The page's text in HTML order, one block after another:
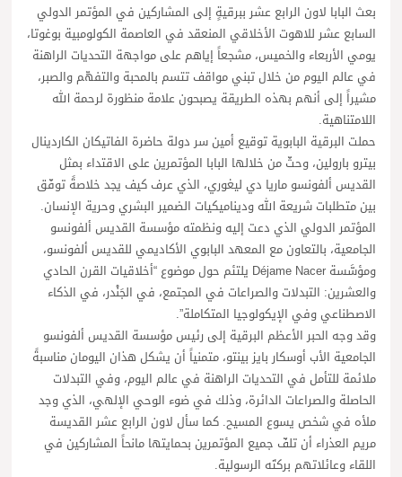
بعث البابا لاون الرابع عشر ببرقيةٍ إلى المشاركين في المؤتمر الدولي
السابع عشر للاهوت الأخلاقي المنعقد في العاصمة الكولومبية بوغوتا،
يومي الأربعاء والخميس، مشجعاً إياهم على مواجهة التحديات الراهنة
في عالم اليوم من خلال تبني مواقف تتسم بالمحبة والتفهّم والصبر،
مشيراً إلى أنهم بهذه الطريقة يصبحون علامة منظورة لرحمة الله
اللامتناهية.
حملت البرقية البابوية توقيع أمين سر دولة حاضرة الفاتيكان الكاردينال
بيترو بارولين، وحثّ من خلالها البابا المؤتمرين على الاقتداء بمثل
القديس ألفونسو ماريا دي ليغوري، الذي عرف كيف يجد خلاصةً توفّق
بين متطلبات شريعة الله وديناميكيات الضمير البشري وحرية الإنسان.
المؤتمر الدولي الذي دعت إليه ونظمته مؤسسة القديس ألفونسو
الجامعية، بالتعاون مع المعهد البابوي الأكاديمي للقديس ألفونسو،
ومؤسَّسة Déjame Nacer يلتئم حول موضوع “أخلاقيات القرن الحادي
والعشرين: التبدلات والصراعات في المجتمع، في الجَنْدر، في الذكاء
الاصطناعي وفي الإيكولوجيا المتكاملة”.
وقد وجه الحبر الأعظم البرقية إلى رئيس مؤسسة القديس ألفونسو
الجامعية الأب أوسكار بايز بينتو، متمنياً أن يشكل هذان اليومان مناسبةً
ملائمة للتأمل في التحديات الراهنة في عالم اليوم، وفي التبدلات
الحاصلة والصراعات الدائرة، وذلك في ضوء الوحي الإلهي، الذي وجد
ملأه في شخص يسوع المسيح. كما سأل لاون الرابع عشر القديسة
مريم العذراء أن تلفّ جميع المؤتمرين بحمايتها مانحاً المشاركين في
اللقاء وعائلاتهم بركتَه الرسولية.